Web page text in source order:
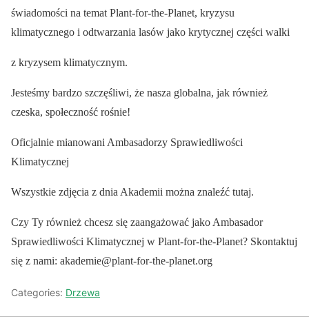
świadomości na temat Plant-for-the-Planet, kryzysu
klimatycznego i odtwarzania lasów jako krytycznej części walki
z kryzysem klimatycznym.
Jesteśmy bardzo szczęśliwi, że nasza globalna, jak również
czeska, społeczność rośnie!
Oficjalnie mianowani Ambasadorzy Sprawiedliwości
Klimatycznej
Wszystkie zdjęcia z dnia Akademii można znaleźć tutaj.
Czy Ty również chcesz się zaangażować jako Ambasador
Sprawiedliwości Klimatycznej w Plant-for-the-Planet? Skontaktuj
się z nami: akademie@plant-for-the-planet.org
Categories: Drzewa